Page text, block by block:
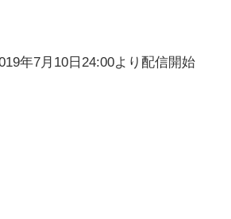
年7月10日24:00より配信開始